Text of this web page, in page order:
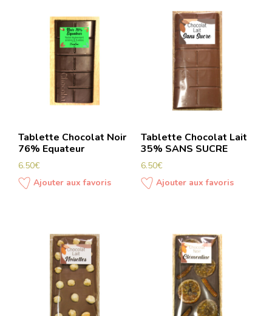
Tablette Chocolat Noir
76% Equateur
6.50€
Ajouter aux favoris
Tablette Chocolat Lait
35% SANS SUCRE
6.50€
Ajouter aux favoris